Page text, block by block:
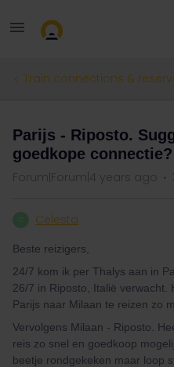
Train connections &
Parijs - Riposto.
goedkope connectie?
Forum|Forum|4 years ago
Celesta
Beste reizigers,
24/7 kom ik per Thalys aan in
26/7 in Riposto, Italië verwacht.
Parijs naar Milaan te reizen zo
Vervolgens Milaan - Riposto.
reis zo snel en goedkoop
beetje rondgekeken maar loop